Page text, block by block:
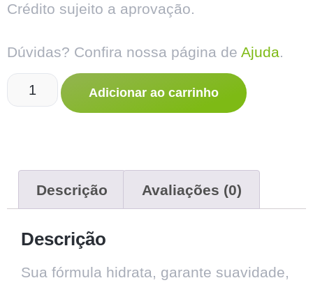
Crédito sujeito a aprovação.
Dúvidas? Confira nossa página de Ajuda.
Adicionar ao carrinho
Descrição Avaliações (0)
Descrição
Sua fórmula hidrata, garante suavidade,